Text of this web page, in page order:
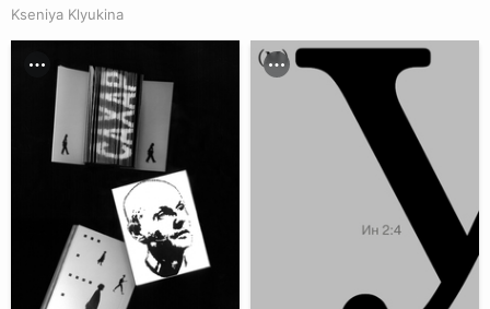
Kseniya Klyukina